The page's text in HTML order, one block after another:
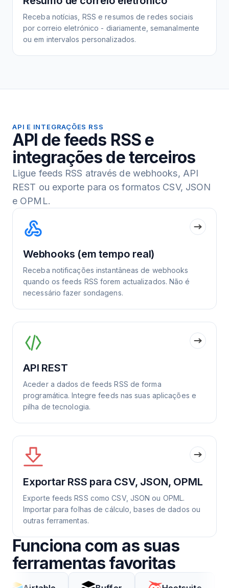
Receba notícias, RSS e resumos de redes sociais
por correio eletrónico - diariamente, semanalmente
ou em intervalos personalizados.
API E INTEGRAÇÕES RSS
API de feeds RSS e
integrações de terceiros
Ligue feeds RSS através de webhooks, API
REST ou exporte para os formatos CSV, JSON
e OPML.
Webhooks (em tempo real)
Receba notificações instantâneas de webhooks
quando os feeds RSS forem actualizados. Não é
necessário fazer sondagens.
API REST
Aceder a dados de feeds RSS de forma
programática. Integre feeds nas suas aplicações e
pilha de tecnologia.
Exportar RSS para CSV, JSON, OPML
Exporte feeds RSS como CSV, JSON ou OPML.
Importar para folhas de cálculo, bases de dados ou
outras ferramentas.
Funciona com as suas
ferramentas favoritas